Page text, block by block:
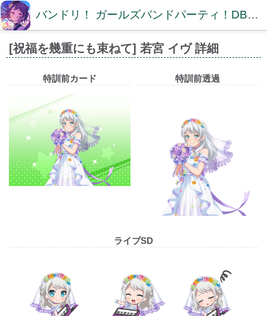
バンドリ！ ガールズバンドパーティ！DB【ガルパDB】
[祝福を幾重にも束ねて] 若宮 イヴ 詳細
特訓前カード 特訓前透過
ライブSD